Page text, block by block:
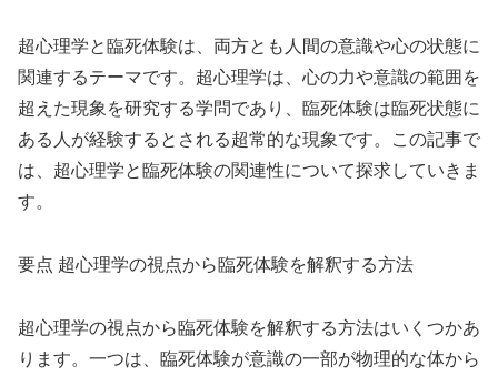
超心理学と臨死体験は、両方とも人間の意識や心の状態に
関連するテーマです。超心理学は、心の力や意識の範囲を
超えた現象を研究する学問であり、臨死体験は臨死状態に
ある人が経験するとされる超常的な現象です。この記事で
は、超心理学と臨死体験の関連性について探求していきま
す。
要点 超心理学の視点から臨死体験を解釈する方法
超心理学の視点から臨死体験を解釈する方法はいくつかあ
ります。一つは、臨死体験が意識の一部が物理的な体から